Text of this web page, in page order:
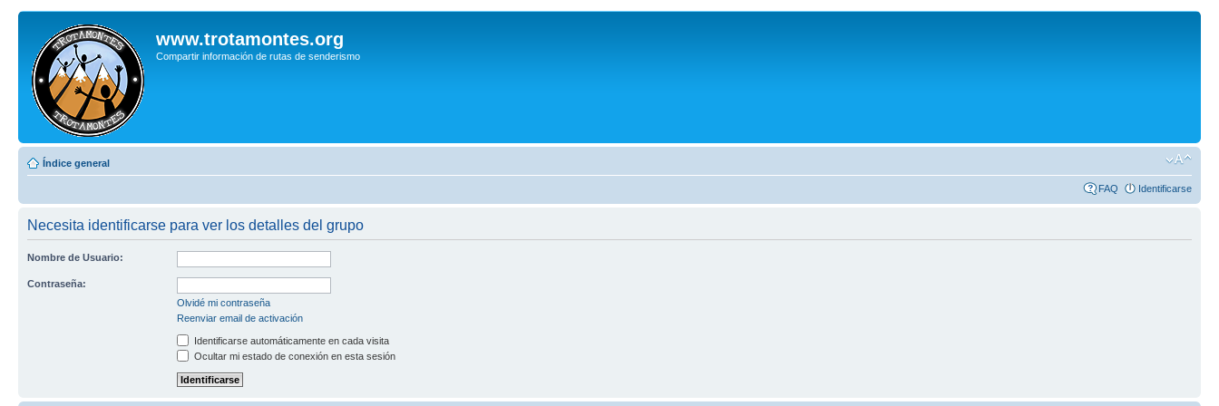
www.trotamontes.org
Compartir información de rutas de senderismo
Índice general
FAQ Identificarse
Necesita identificarse para ver los detalles del grupo
Nombre de Usuario:
Contraseña:
Olvidé mi contraseña
Reenviar email de activación
Identificarse automáticamente en cada visita
Ocultar mi estado de conexión en esta sesión